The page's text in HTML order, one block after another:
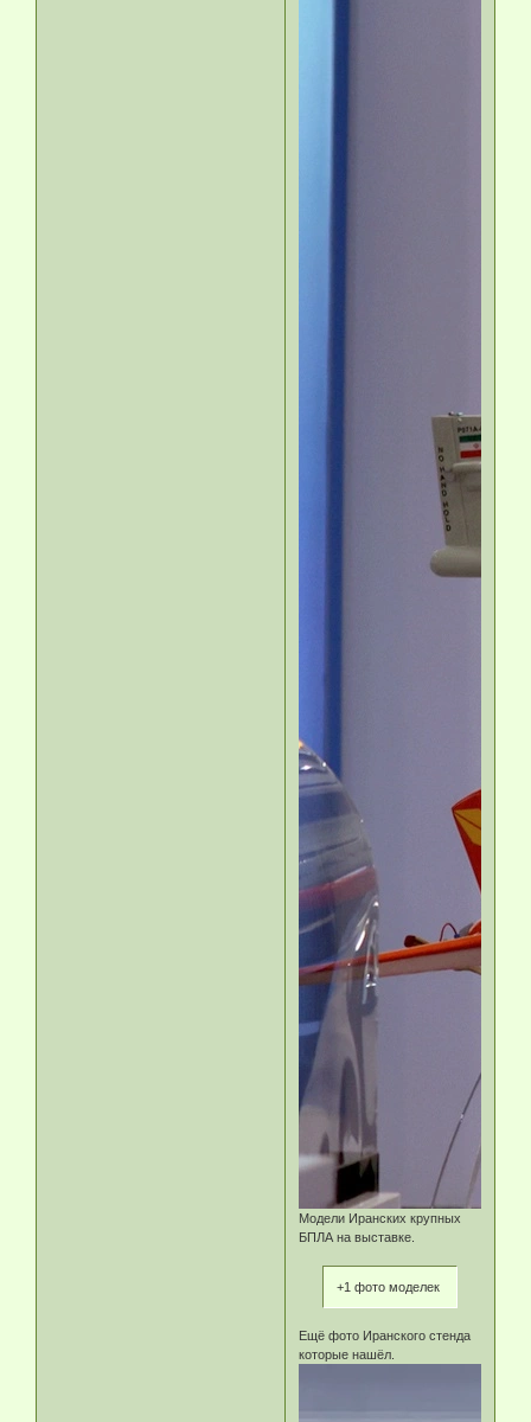
Модели Иранских крупных
БПЛА на выставке.
+1 фото моделек
Ещё фото Иранского стенда
которые нашёл.